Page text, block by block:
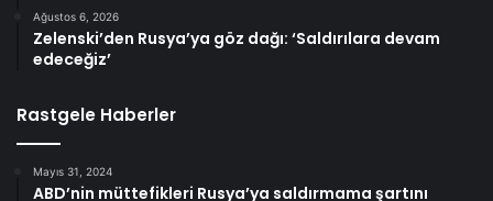
Ağustos 6, 2026
Zelenski’den Rusya’ya göz dağı: ‘Saldırılara devam
edeceğiz’
Rastgele Haberler
Mayıs 31, 2024
ABD’nin müttefikleri Rusya’ya saldırmama şartını